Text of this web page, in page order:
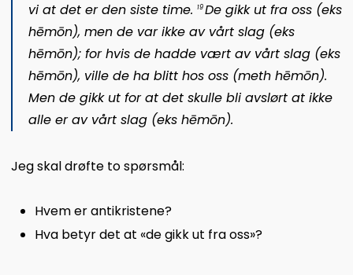
vi at det er den siste time. 19De gikk ut fra oss (eks
hēmōn), men de var ikke av vårt slag (eks
hēmōn); for hvis de hadde vært av vårt slag (eks
hēmōn), ville de ha blitt hos oss (meth hēmōn).
Men de gikk ut for at det skulle bli avslørt at ikke
alle er av vårt slag (eks hēmōn).
Jeg skal drøfte to spørsmål:
Hvem er antikristene?
Hva betyr det at «de gikk ut fra oss»?